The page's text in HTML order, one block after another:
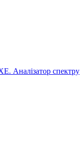
Аналізатор спектру